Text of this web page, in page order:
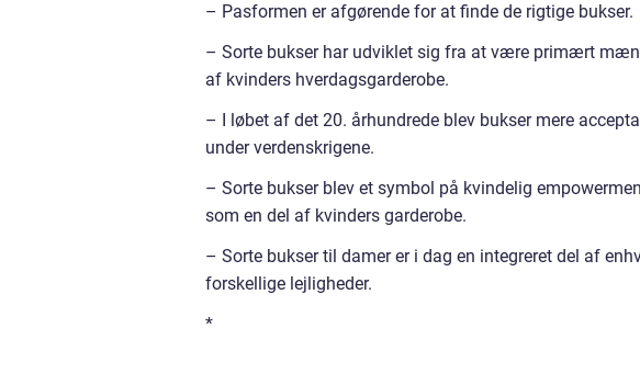
– Pasformen er afgørende for at finde de rigtige bukser.
– Sorte bukser har udviklet sig fra at være primært
af kvinders hverdagsgarderobe.
– I løbet af det 20. århundrede blev bukser mere
under verdenskrigene.
– Sorte bukser blev et symbol på kvindelig
som en del af kvinders garderobe.
– Sorte bukser til damer er i dag en integreret del af
forskellige lejligheder.
*